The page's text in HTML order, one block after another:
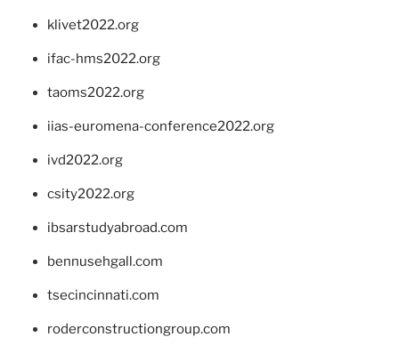
klivet2022.org
ifac-hms2022.org
taoms2022.org
iias-euromena-conference2022.org
ivd2022.org
csity2022.org
ibsarstudyabroad.com
bennusehgall.com
tsecincinnati.com
roderconstructiongroup.com